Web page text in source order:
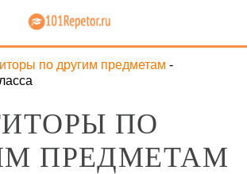
по другим предметам -
ПО
ПРЕДМЕТАМ